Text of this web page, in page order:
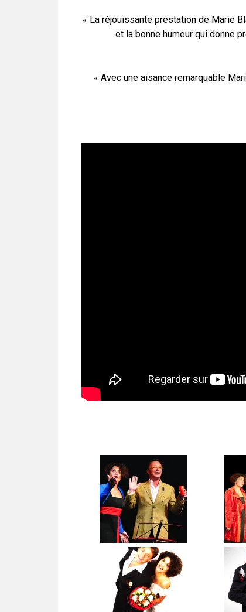
« La réjouissante prestation de Marie
et la bonne humeur qui donne
« Avec une aisance remarquable